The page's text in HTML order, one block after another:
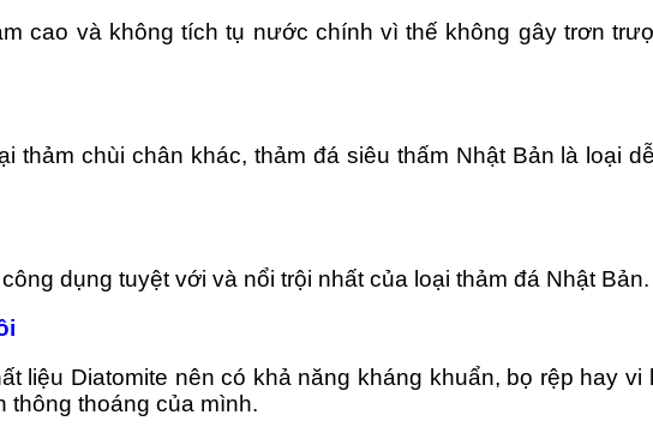
cao và không tích tụ nước chính vì thế không gây trơn
thảm chùi chân khác, thảm đá siêu thấm Nhật Bản là loại
dụng tuyệt với và nổi trội nhất của loại thảm đá Nhật Bản.
liệu Diatomite nên có khả năng kháng khuẩn, bọ rệp hay
thông thoáng của mình.